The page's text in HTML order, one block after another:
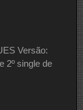
Versão:
2º single de